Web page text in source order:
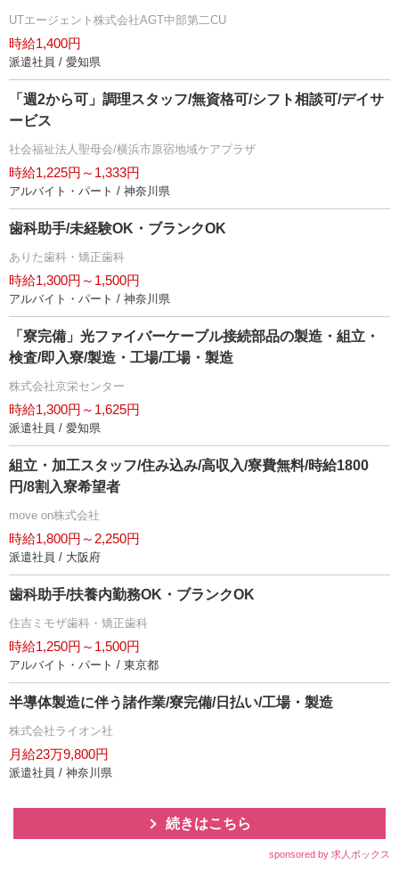
UTエージェント株式会社AGT中部第二CU
時給1,400円
派遣社員 / 愛知県
「週2から可」調理スタッフ/無資格可/シフト相談可/デイサ
ービス
社会福祉法人聖母会/横浜市原宿地域ケアプラザ
時給1,225円～1,333円
アルバイト・パート / 神奈川県
歯科助手/未経験OK・ブランクOK
ありた歯科・矯正歯科
時給1,300円～1,500円
アルバイト・パート / 神奈川県
「寮完備」光ファイバーケーブル接続部品の製造・組立・
検査/即入寮/製造・工場/工場・製造
株式会社京栄センター
時給1,300円～1,625円
派遣社員 / 愛知県
組立・加工スタッフ/住み込み/高収入/寮費無料/時給1800
円/8割入寮希望者
move on株式会社
時給1,800円～2,250円
派遣社員 / 大阪府
歯科助手/扶養内勤務OK・ブランクOK
住吉ミモザ歯科・矯正歯科
時給1,250円～1,500円
アルバイト・パート / 東京都
半導体製造に伴う諸作業/寮完備/日払い/工場・製造
株式会社ライオン社
月給23万9,800円
派遣社員 / 神奈川県
続きはこちら
sponsored by 求人ボックス